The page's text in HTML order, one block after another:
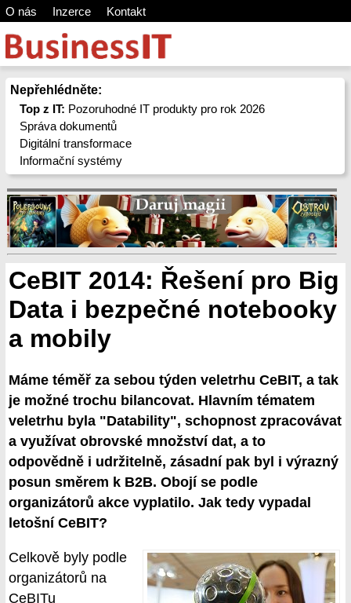
O nás Inzerce Kontakt
Nepřehlédněte:
Top z IT: Pozoruhodné IT produkty pro rok 2026
Správa dokumentů
Digitální transformace
Informační systémy
CeBIT 2014: Řešení pro Big
Data i bezpečné notebooky
a mobily
Máme téměř za sebou týden veletrhu CeBIT, a tak
je možné trochu bilancovat. Hlavním tématem
veletrhu byla "Datability", schopnost zpracovávat
a využívat obrovské množství dat, a to
odpovědně i udržitelně, zásadní pak byl i výrazný
posun směrem k B2B. Obojí se podle
organizátorů akce vyplatilo. Jak tedy vypadal
letošní CeBIT?
Celkově byly podle
organizátorů na
CeBITu